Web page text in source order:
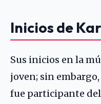
Inicios de
Sus inicios en la
joven; sin
fue participante